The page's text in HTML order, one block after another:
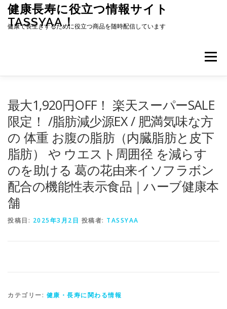
キ
健康長寿に役立つ情報サイト
TASSYAA！
健康で長生きするために役立つ商品を随時配信しています
メニュー
最大1,920円OFF！ 楽天スーパーSALE
限定！ /脂肪減少源EX / 肥満気味な方
の 体重 お腹の脂肪（内臓脂肪と皮下
脂肪） や ウエスト周囲径 を減らす
のを助ける 葛の花由来イソフラボン
配合の機能性表示食品｜ハーブ健康本
舗
投稿日: 2025年3月2日 投稿者: TASSYAA
カテゴリー: 健康・長寿に関わる情報